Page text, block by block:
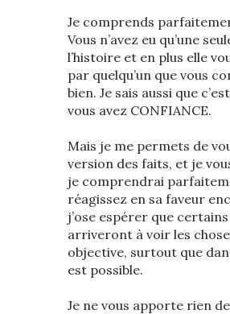
Je comprends
Vous n’avez eu qu’une
l’histoire et en plus elle
par quelqu’un que vous
bien. Je sais aussi que
vous avez CONFIANCE.
Mais je me permets de
version des faits, et je
je comprendrai
réagissez en sa faveur
j’ose espérer que
arriveront à voir les
objective, surtout que
est possible.
Je ne vous apporte rien